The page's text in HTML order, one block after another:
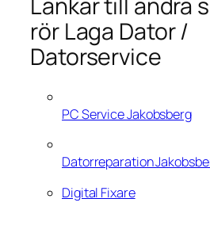
rör Laga Dator /
Datorservice
PC Service Jakobsberg
Datorreparation
Digital Fixare